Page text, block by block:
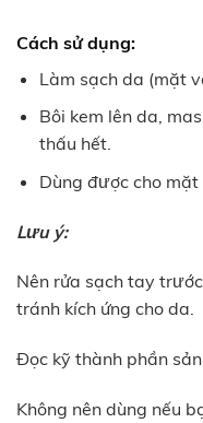
Cách sử dụng:
Làm sạch da (mặt
Bôi kem lên da,
thấu hết.
Dùng được cho
Lưu ý:
Nên rửa sạch tay
tránh kích ứng cho da.
Đọc kỹ thành phần
Không nên dùng nếu